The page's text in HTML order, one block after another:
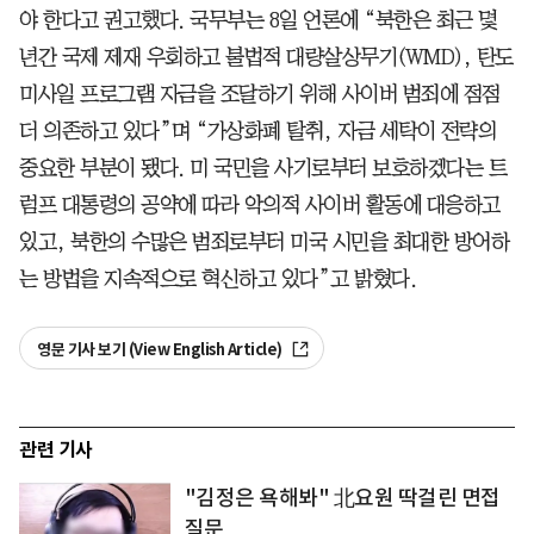
야 한다고 권고했다. 국무부는 8일 언론에 “북한은 최근 몇
년간 국제 제재 우회하고 불법적 대량살상무기(WMD), 탄도
미사일 프로그램 자금을 조달하기 위해 사이버 범죄에 점점
더 의존하고 있다”며 “가상화폐 탈취, 자금 세탁이 전략의
중요한 부분이 됐다. 미 국민을 사기로부터 보호하겠다는 트
럼프 대통령의 공약에 따라 악의적 사이버 활동에 대응하고
있고, 북한의 수많은 범죄로부터 미국 시민을 최대한 방어하
는 방법을 지속적으로 혁신하고 있다”고 밝혔다.
영문 기사 보기 (View English Article)
관련 기사
"김정은 욕해봐" 北요원 딱걸린 면접
질문